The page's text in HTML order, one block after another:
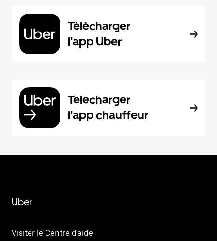
Télécharger
l'app Uber
Télécharger
l'app chauffeur
Uber
Visiter le Centre d'aide